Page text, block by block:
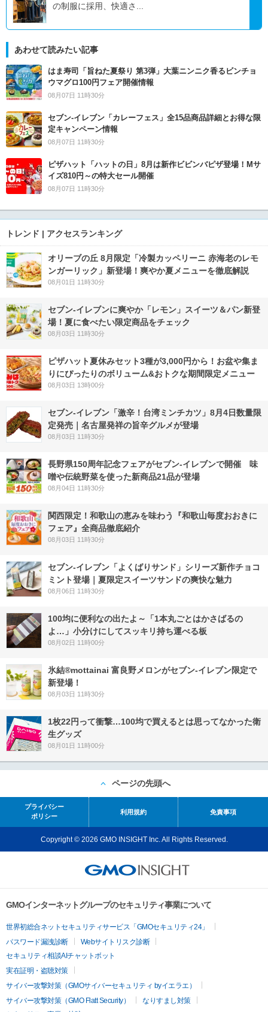
の制服に採用、快適さ...
あわせて読みたい記事
はま寿司「旨ねた夏祭り 第3弾」大葉ニンニク香るビンチョ
ウマグロ100円フェア開催情報
08月07日 11時30分
セブン‐イレブン「カレーフェス」全15品商品詳細とお得な限
定キャンペーン情報
08月07日 11時30分
ピザハット「ハットの日」8月は新作ビビンバピザ登場！Mサ
イズ810円～の特大セール開催
08月07日 11時30分
トレンド | アクセスランキング
オリーブの丘 8月限定「冷製カッペリーニ 赤海老のレモ
ンガーリック」新登場！爽やか夏メニューを徹底解説
08月01日 11時30分
セブン‐イレブンに爽やか「レモン」スイーツ＆パン新登
場！夏に食べたい限定商品をチェック
08月03日 11時30分
ピザハット夏休みセット3種が3,000円から！お盆や集ま
りにぴったりのボリューム&おトクな期間限定メニュー
08月03日 13時00分
セブン-イレブン「激辛！台湾ミンチカツ」8月4日数量限
定発売｜名古屋発祥の旨辛グルメが登場
08月03日 11時30分
長野県150周年記念フェアがセブン-イレブンで開催 味
噌や伝統野菜を使った新商品21品が登場
08月04日 11時30分
関西限定！和歌山の恵みを味わう『和歌山毎度おおきに
フェア』全商品徹底紹介
08月03日 11時30分
セブン‐イレブン「よくばりサンド」シリーズ新作チョコ
ミント登場｜夏限定スイーツサンドの爽快な魅力
08月06日 11時30分
100均に便利なの出たよ～「1本丸ごとはかさばるの
よ…」小分けにしてスッキリ持ち運べる板
08月02日 11時00分
氷結®mottainai 富良野メロンがセブン‐イレブン限定で
新登場！
08月03日 11時30分
1枚22円って衝撃…100均で買えるとは思ってなかった衛
生グッズ
08月01日 11時00分
ページの先頭へ
プライバシー
ポリシー
利用規約 免責事項
Copyright © 2026 GMO INSIGHT Inc. All Rights Reserved.
GMOインターネットグループのセキュリティ事業について
世界初総合ネットセキュリティサービス「GMOセキュリティ24」
パスワード漏洩診断
Webサイトリスク診断
セキュリティ相談AIチャットボット
実在証明・盗聴対策
サイバー攻撃対策（GMOサイバーセキュリティ byイエラエ）
サイバー攻撃対策（GMO Flatt Security）
なりすまし対策